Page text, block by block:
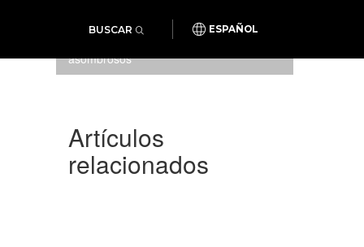
BUSCAR ESPAÑOL
El color del agua es algo
asombrosos
Artículos
relacionados